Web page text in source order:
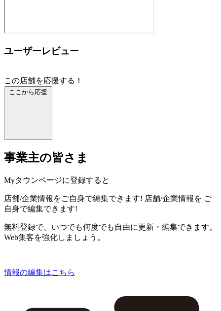
ユーザーレビュー
この店舗を応援する！
ここから応援
事業主の皆さま
Myタウンページに登録すると
店舗/企業情報をご自身で編集できます! 店舗/企業情報を ご
自身で編集できます!
無料登録で、いつでも何度でも自由に更新・編集できます。
Web集客を強化しましょう。
情報の編集はこちら